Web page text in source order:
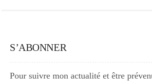
S’ABONNER
Pour suivre mon actualité et être